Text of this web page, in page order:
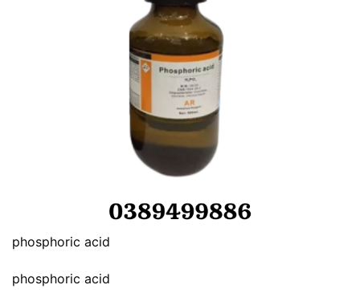
phosphoric acid
phosphoric acid